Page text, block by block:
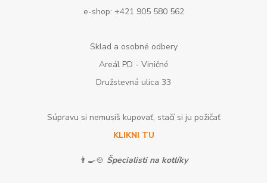
e-shop: +421 905 580 562
Sklad a osobné odbery
Areál PD - Viničné
Družstevná ulica 33
Súpravu si nemusíš kupovať, stačí si ju požičať
KLIKNI TU
👨‍🍳🍲 Špecialisti na kotlíky